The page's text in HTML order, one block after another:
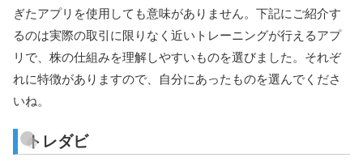
ぎたアプリを使用しても意味がありません。下記にご紹介す
るのは実際の取引に限りなく近いトレーニングが行えるアプ
リで、株の仕組みを理解しやすいものを選びました。それぞ
れに特徴がありますので、自分にあったものを選んでくださ
いね。
トレダビ